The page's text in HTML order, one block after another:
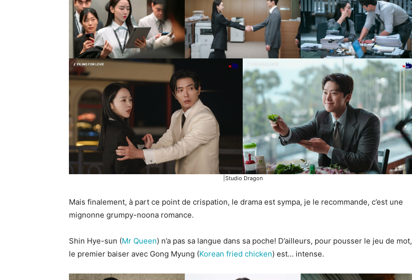
|Studio Dragon
Mais finalement, à part ce point de crispation, le drama est sympa, je le recommande, c’est une
mignonne grumpy-noona romance.
Shin Hye-sun (Mr Queen) n’a pas sa langue dans sa poche! D’ailleurs, pour pousser le jeu de mot,
le premier baiser avec Gong Myung (Korean fried chicken) est… intense.